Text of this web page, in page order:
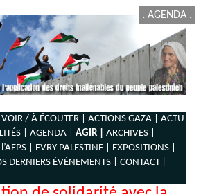
. AGENDA .
/ À ÉCOUTER | ACTIONS GAZA |
ACTU
| AGENDA | AGIR |
ARCHIVES |
|
EVRY PALESTINE |
EXPOSITIONS |
DERNIERS ÉVÉNEMENTS | CONTACT|